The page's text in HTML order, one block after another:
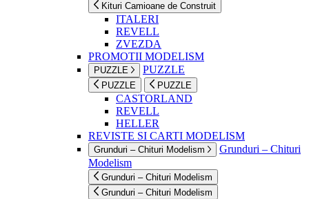
Kituri Camioane de Construit
ITALERI
REVELL
ZVEZDA
PROMOTII MODELISM
PUZZLE PUZZLE
PUZZLE PUZZLE
CASTORLAND
REVELL
HELLER
REVISTE SI CARTI MODELISM
Grunduri – Chituri Modelism
Grunduri – Chituri
Modelism
Grunduri – Chituri Modelism
Grunduri – Chituri Modelism